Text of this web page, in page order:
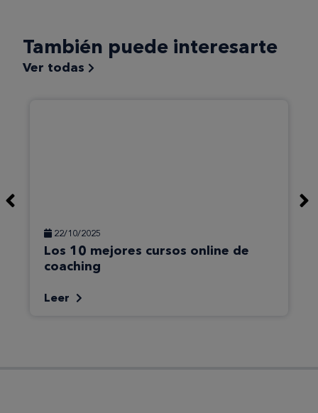
También puede interesarte
Ver todas
22/10/2025
Los 10 mejores cursos online de
coaching
Leer